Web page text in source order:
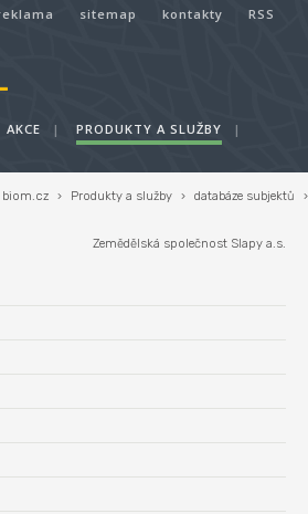
sitemap kontakty RSS
AKCE | PRODUKTY A SLUŽBY
|
biom.cz › Produkty a služby › databáze subjektů ›
Zemědělská společnost Slapy a.s.